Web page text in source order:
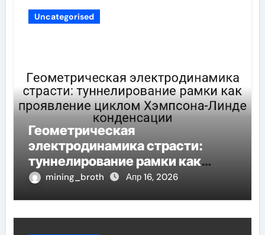
Uncategorised
Геометрическая
электродинамика страсти:
туннелирование рамки как
проявление циклом Хэмпсона-
mining_broth Апр 16, 2026